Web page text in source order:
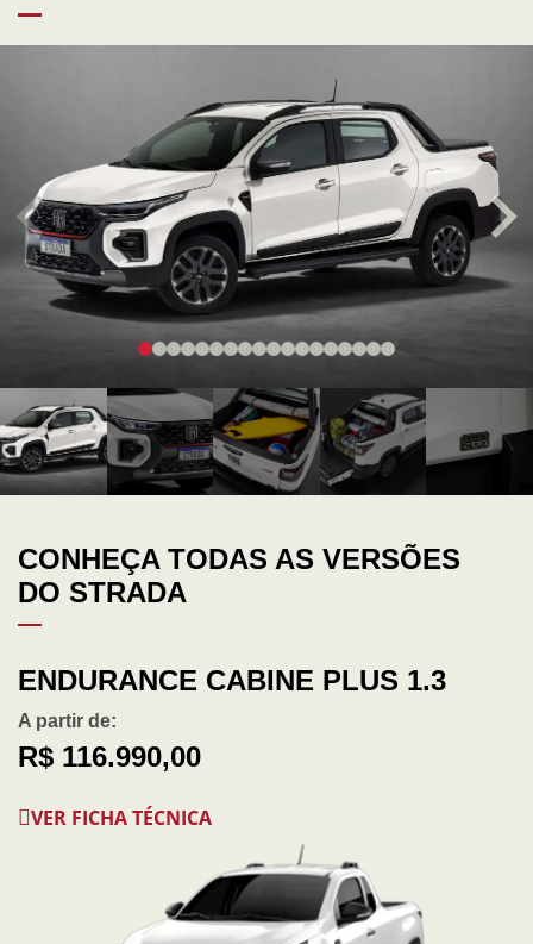
CONHEÇA TODAS AS VERSÕES
DO STRADA
ENDURANCE CABINE PLUS 1.3
A partir de:
R$ 116.990,00
VER FICHA TÉCNICA